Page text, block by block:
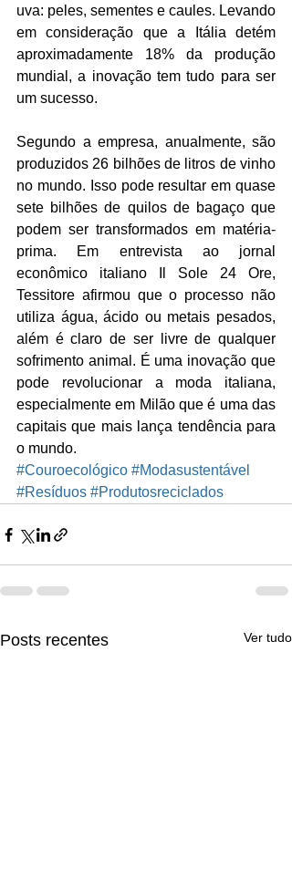
uva: peles, sementes e caules. Levando
em consideração que a Itália detém
aproximadamente 18% da produção
mundial, a inovação tem tudo para ser
um sucesso.
Segundo a empresa, anualmente, são
produzidos 26 bilhões de litros de vinho
no mundo. Isso pode resultar em quase
sete bilhões de quilos de bagaço que
podem ser transformados em matéria-
prima. Em entrevista ao jornal
econômico italiano Il Sole 24 Ore,
Tessitore afirmou que o processo não
utiliza água, ácido ou metais pesados,
além é claro de ser livre de qualquer
sofrimento animal. É uma inovação que
pode revolucionar a moda italiana,
especialmente em Milão que é uma das
capitais que mais lança tendência para
o mundo.
#Couroecológico #Modasustentável
#Resíduos #Produtosreciclados
Posts recentes Ver tudo